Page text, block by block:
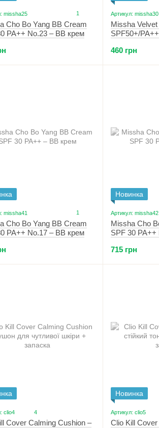
missha25 1
Cho Bo Yang BB Cream
PA++ No.23 – BB крем
Артикул: missha30
Missha
SPF50+/
460 грн
missha41 1
Cho Bo Yang BB Cream
PA++ No.17 – BB крем
Новинка
Артикул: missha42
Missha Cho
SPF 30
715 грн
clio4 4
Cover Calming Cushion –
Новинка
Артикул: clio5
Clio Kill